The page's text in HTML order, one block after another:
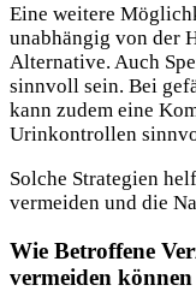
Eine weitere
unabhängig von der
Alternative. Auch
sinnvoll sein. Bei
kann zudem eine
Urinkontrollen
Solche Strategien
vermeiden und die
Wie Betroffene
vermeiden können